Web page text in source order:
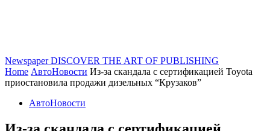
Newspaper DISCOVER THE ART OF PUBLISHING
Home АвтоНовости Из-за скандала с сертификацией Toyota
приостановила продажи дизельных “Крузаков”
АвтоНовости